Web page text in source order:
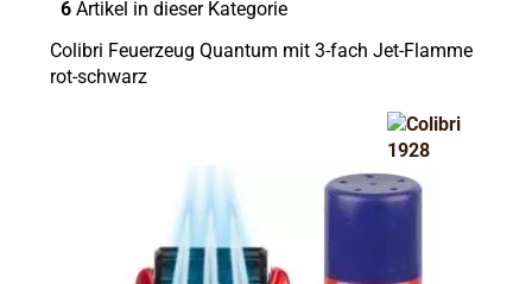
6Artikel in dieser Kategorie
Colibri Feuerzeug Quantum mit 3-fach Jet-Flamme
rot-schwarz